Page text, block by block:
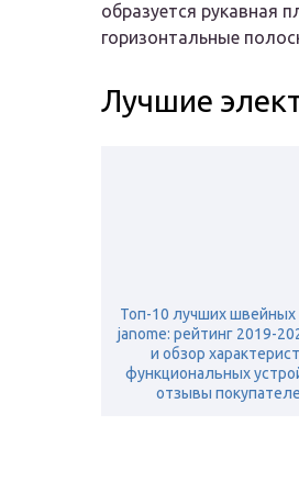
образуется рукавная
горизонтальные
Лучшие
Топ-10 лучших
janome: рейтинг 2019-
и обзор
функциональных
отзывы